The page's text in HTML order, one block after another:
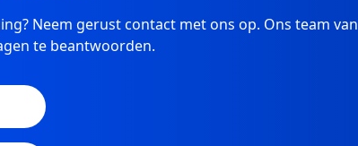
Neem gerust contact met ons op. Ons team van
te beantwoorden.